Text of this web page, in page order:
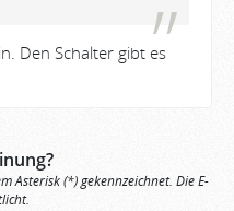
Den Schalter gibt es
Asterisk (*) gekennzeichnet. Die E-